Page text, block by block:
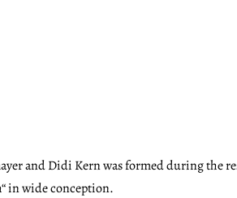
and Didi Kern was formed during the
in wide conception.